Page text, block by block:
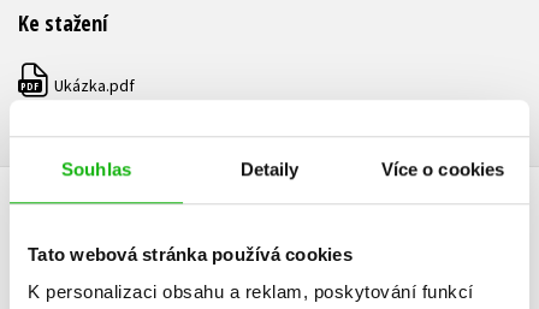
Souhlas Detaily Více o cookies
Tato webová stránka používá cookies
K personalizaci obsahu a reklam, poskytování funkcí
Ke stažení
PDF Ukázka.pdf